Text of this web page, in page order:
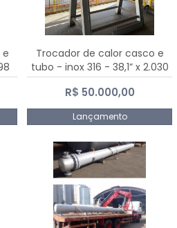
Trocador de calor casco e
tubo - inox 316 - 38,1” x 2.030
mm
R$ 50.000,00
Lançamento